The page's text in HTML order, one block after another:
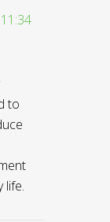
to
life.